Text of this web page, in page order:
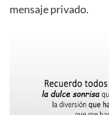
mensaje privado.